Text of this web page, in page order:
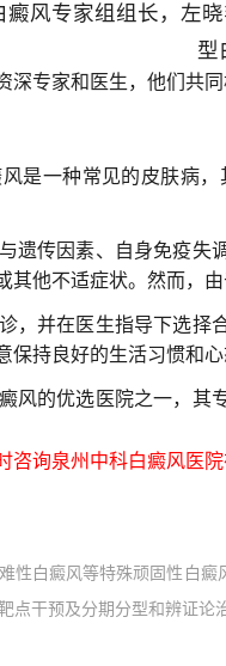
风专家组组长，左
型
专家和医生，他们共
是一种常见的皮肤病
遗传因素、自身免疫
他不适症状。然而，
，并在医生指导下选
持良好的生活习惯和心
风的优选医院之一，
询泉州中科白癜风医院
性白癜风等特殊顽固性白
点干预及分期分型和辨证论